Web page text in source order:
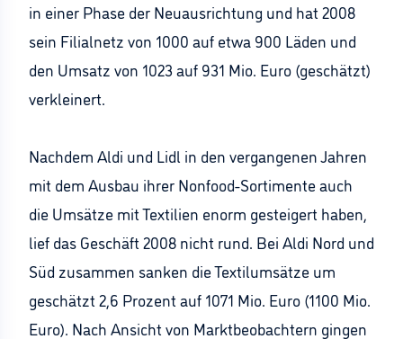
in einer Phase der Neuausrichtung und hat 2008
sein Filialnetz von 1000 auf etwa 900 Läden und
den Umsatz von 1023 auf 931 Mio. Euro (geschätzt)
verkleinert.
Nachdem Aldi und Lidl in den vergangenen Jahren
mit dem Ausbau ihrer Nonfood-Sortimente auch
die Umsätze mit Textilien enorm gesteigert haben,
lief das Geschäft 2008 nicht rund. Bei Aldi Nord und
Süd zusammen sanken die Textilumsätze um
geschätzt 2,6 Prozent auf 1071 Mio. Euro (1100 Mio.
Euro). Nach Ansicht von Marktbeobachtern gingen